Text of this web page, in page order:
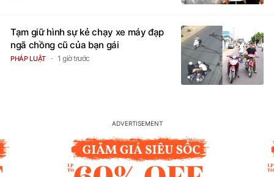
Tạm giữ hình sự kẻ chạy xe máy đạp
ngã chồng cũ của bạn gái
PHÁP LUẬT 1 giờ trước